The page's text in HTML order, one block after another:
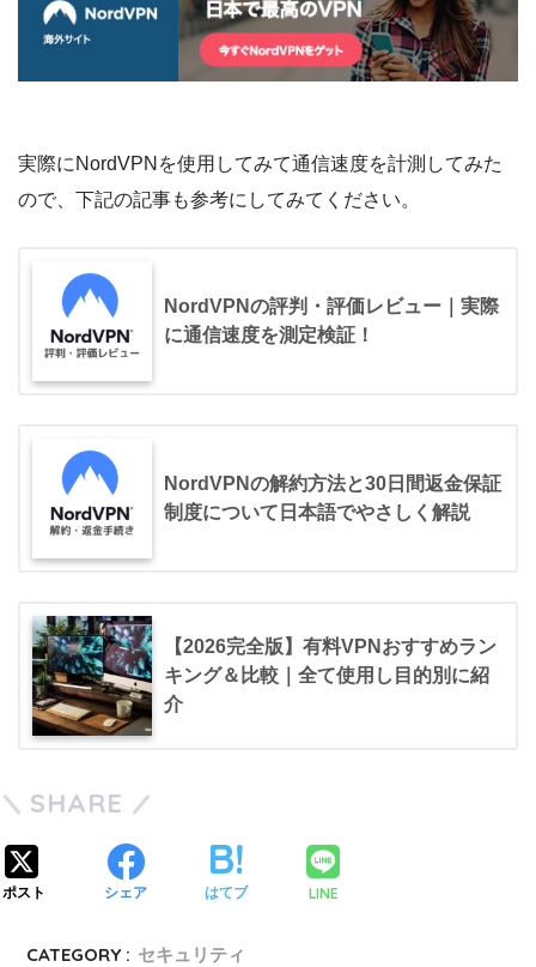
実際にNordVPNを使用してみて通信速度を計測してみた
ので、下記の記事も参考にしてみてください。
NordVPNの評判・評価レビュー｜実際
に通信速度を測定検証！
NordVPNの解約方法と30日間返金保証
制度について日本語でやさしく解説
【2026完全版】有料VPNおすすめラン
キング＆比較｜全て使用し目的別に紹
介
SHARE
ポスト シェア はてブ LINE
CATEGORY : セキュリティ